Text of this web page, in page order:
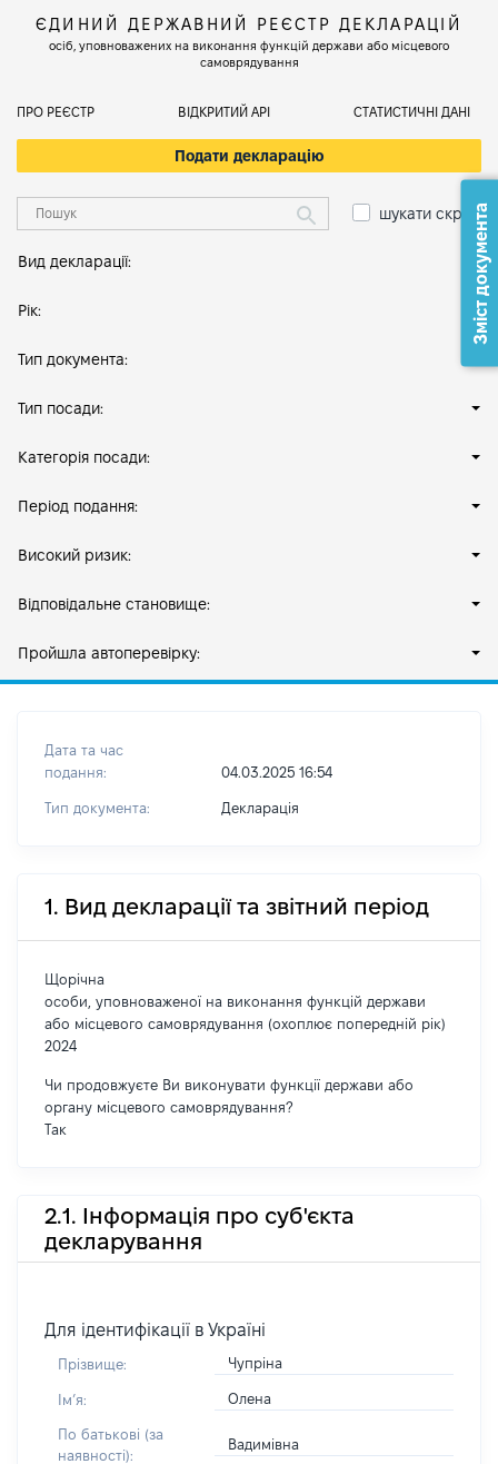
ЄДИНИЙ ДЕРЖАВНИЙ РЕЄСТР ДЕКЛАРАЦІЙ
осіб, уповноважених на виконання функцій держави або місцевого
самоврядування
ПРО РЕЄСТР ВІДКРИТИЙ АРІ СТАТИСТИЧНІ ДАНІ
Подати декларацію
шукати скрізь
Вид декларації:
Рік:
Тип документа:
Тип посади:
Категорія посади:
Період подання:
Високий ризик:
Відповідальне становище:
Пройшла автоперевірку:
Дата та час
подання:
04.03.2025 16:54
Тип документа: Декларація
1. Вид декларації та звітний період
Щорічна
особи, уповноваженої на виконання функцій держави
або місцевого самоврядування (охоплює попередній рік)
2024
Чи продовжуєте Ви виконувати функції держави або
органу місцевого самоврядування?
Так
2.1. Інформація про суб'єкта
декларування
Для ідентифікації в Україні
Прізвище: Чупріна
Імʼя: Олена
По батькові (за
наявності):
Вадимівна
Зміст документа